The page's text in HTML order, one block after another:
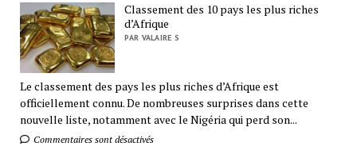
Classement des 10 pays les plus riches
d’Afrique
PAR VALAIRE S
Le classement des pays les plus riches d’Afrique est
officiellement connu. De nombreuses surprises dans cette
nouvelle liste, notamment avec le Nigéria qui perd son...
Commentaires sont désactivés